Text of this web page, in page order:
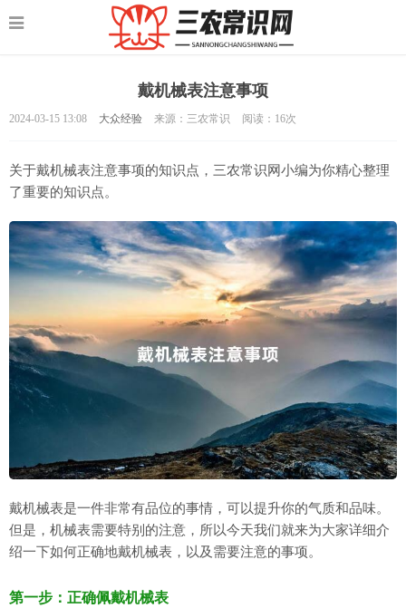
戴机械表注意事项
2024-03-15 13:08 大众经验 来源：三农常识 阅读： 16次
关于戴机械表注意事项的知识点，三农常识网小编为你精心整理
了重要的知识点。
戴机械表是一件非常有品位的事情，可以提升你的气质和品味。
但是，机械表需要特别的注意，所以今天我们就来为大家详细介
绍一下如何正确地戴机械表，以及需要注意的事项。
第一步：正确佩戴机械表